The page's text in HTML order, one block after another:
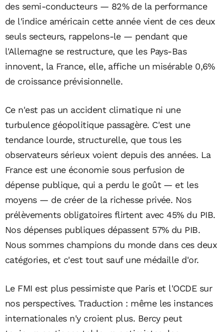
des semi-conducteurs — 82% de la performance
de l'indice américain cette année vient de ces deux
seuls secteurs, rappelons-le — pendant que
l'Allemagne se restructure, que les Pays-Bas
innovent, la France, elle, affiche un misérable 0,6%
de croissance prévisionnelle.
Ce n'est pas un accident climatique ni une
turbulence géopolitique passagère. C'est une
tendance lourde, structurelle, que tous les
observateurs sérieux voient depuis des années. La
France est une économie sous perfusion de
dépense publique, qui a perdu le goût — et les
moyens — de créer de la richesse privée. Nos
prélèvements obligatoires flirtent avec 45% du PIB.
Nos dépenses publiques dépassent 57% du PIB.
Nous sommes champions du monde dans ces deux
catégories, et c'est tout sauf une médaille d'or.
Le FMI est plus pessimiste que Paris et l'OCDE sur
nos perspectives. Traduction : même les instances
internationales n'y croient plus. Bercy peut